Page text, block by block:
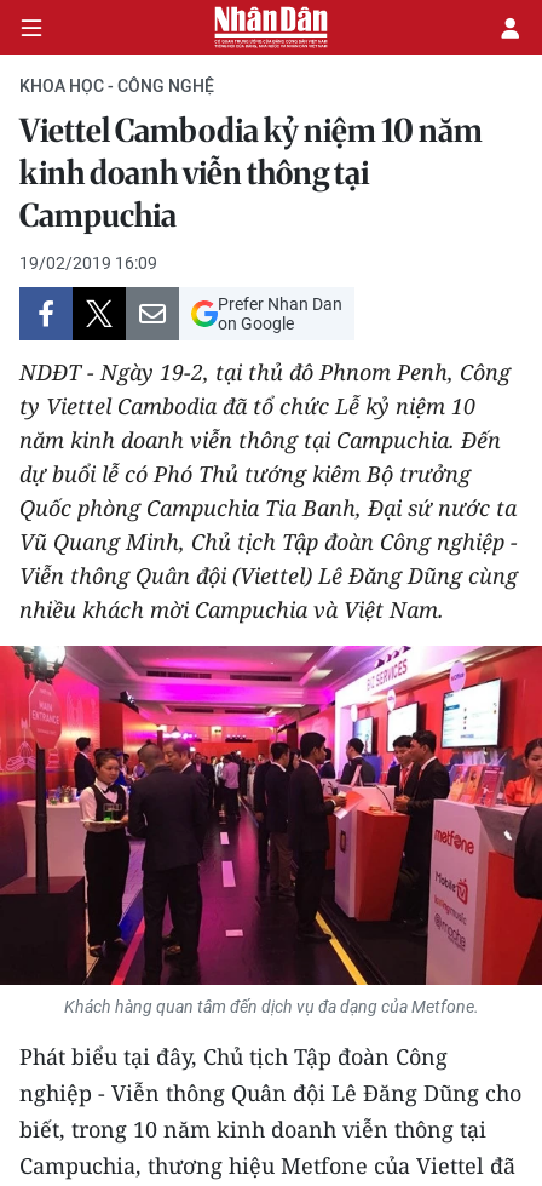
CHÍNH TRỊ
KINH TẾ
VĂN HÓA
XÃ HỘI
PHÁP LUẬT
DU LỊCH
THẾ GIỚI
THỂ THAO
Y TẾ
KHOA HỌC - CÔNG NGHỆ
MÔI TRƯỜNG
BẠN ĐỌC
KIỂM CHỨNG THÔNG TIN
TRI THỨC CHUYÊN SÂU
CHƯƠNG TRÌNH OCOP - MỖI XÃ
MỘT SẢN PHẨM
KHOA HỌC - CÔNG NGHỆ
Viettel Cambodia kỷ niệm 10 năm
kinh doanh viễn thông tại
Campuchia
19/02/2019 16:09
Prefer Nhan Dan
on Google
NDĐT - Ngày 19-2, tại thủ đô Phnom Penh, Công
ty Viettel Cambodia đã tổ chức Lễ kỷ niệm 10
năm kinh doanh viễn thông tại Campuchia. Đến
dự buổi lễ có Phó Thủ tướng kiêm Bộ trưởng
Quốc phòng Campuchia Tia Banh, Đại sứ nước ta
Vũ Quang Minh, Chủ tịch Tập đoàn Công nghiệp -
Viễn thông Quân đội (Viettel) Lê Đăng Dũng cùng
nhiều khách mời Campuchia và Việt Nam.
Khách hàng quan tâm đến dịch vụ đa dạng của Metfone.
Phát biểu tại đây, Chủ tịch Tập đoàn Công
nghiệp - Viễn thông Quân đội Lê Đăng Dũng cho
biết, trong 10 năm kinh doanh viễn thông tại
Campuchia, thương hiệu Metfone của Viettel đã